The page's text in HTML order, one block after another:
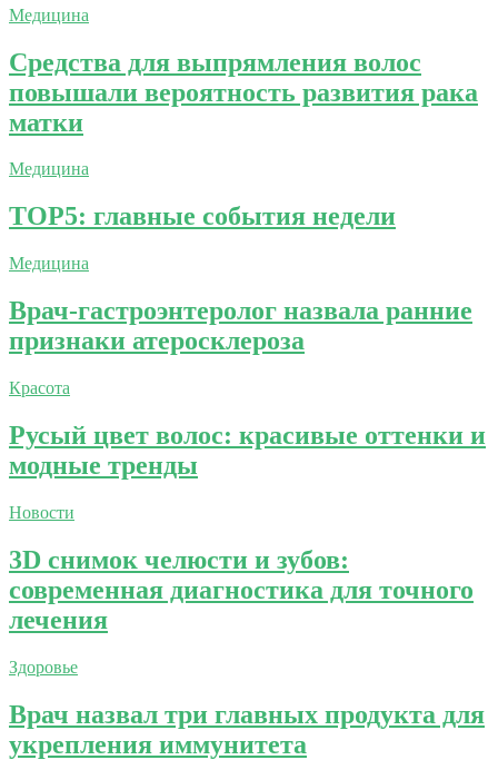
Медицина
Средства для выпрямления волос
повышали вероятность развития рака
матки
Медицина
TOP5: главные события недели
Медицина
Врач-гастроэнтеролог назвала ранние
признаки атеросклероза
Красота
Русый цвет волос: красивые оттенки и
модные тренды
Новости
3D снимок челюсти и зубов:
современная диагностика для точного
лечения
Здоровье
Врач назвал три главных продукта для
укрепления иммунитета